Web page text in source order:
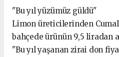
"Bu yıl yüzümüz güldü"
Limon üreticilerinden
bahçede ürünün 9,5 liradan
"Bu yıl yaşanan zirai don